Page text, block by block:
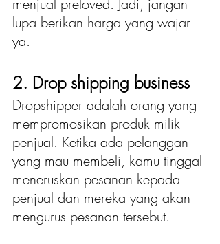
menjual preloved. Jadi, jangan
lupa berikan harga yang wajar
ya.
2. Drop shipping business
Dropshipper adalah orang yang
mempromosikan produk milik
penjual. Ketika ada pelanggan
yang mau membeli, kamu tinggal
meneruskan pesanan kepada
penjual dan mereka yang akan
mengurus pesanan tersebut.